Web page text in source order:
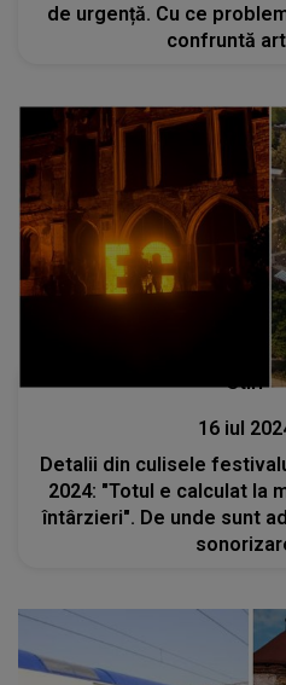
de urgență. Cu ce
confruntă
Stiri
16 iul
Detalii din culisele
2024: "Totul e calculat la
întârzieri". De unde sunt